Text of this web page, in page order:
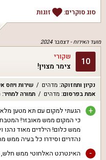
סוג סוקרים: זוגות
מועד האירוח -דצמבר 2024
10 שקורי
צימר מצוין!
נקיון ותחזוקה: מדהים שירות ויחס
אמת בפרסום: מדהים תמורה למחיר:
+
הגעתי למקום עם תא מטען
כי המקום ממש מאובזר!
ממש כלום! הילדים מאוד נהנו
נהדרים וסידרו כל בעיה ממש
- האינטרנט האלחוטי ממש חלש,